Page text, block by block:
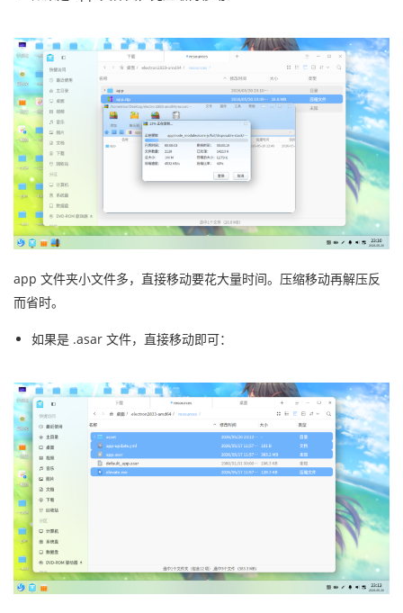
app 文件夹小文件多，直接移动要花大量时间。压缩移动再解压反
而省时。
如果是 .asar 文件，直接移动即可：